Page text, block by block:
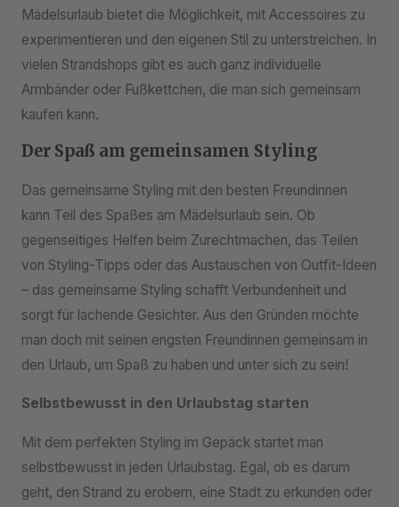
Mädelsurlaub bietet die Möglichkeit, mit Accessoires zu
experimentieren und den eigenen Stil zu unterstreichen. In
vielen Strandshops gibt es auch ganz individuelle
Armbänder oder Fußkettchen, die man sich gemeinsam
kaufen kann.
Der Spaß am gemeinsamen Styling
Das gemeinsame Styling mit den besten Freundinnen
kann Teil des Spaßes am Mädelsurlaub sein. Ob
gegenseitiges Helfen beim Zurechtmachen, das Teilen
von Styling-Tipps oder das Austauschen von Outfit-Ideen
– das gemeinsame Styling schafft Verbundenheit und
sorgt für lachende Gesichter. Aus den Gründen möchte
man doch mit seinen engsten Freundinnen gemeinsam in
den Urlaub, um Spaß zu haben und unter sich zu sein!
Selbstbewusst in den Urlaubstag starten
Mit dem perfekten Styling im Gepäck startet man
selbstbewusst in jeden Urlaubstag. Egal, ob es darum
geht, den Strand zu erobern, eine Stadt zu erkunden oder